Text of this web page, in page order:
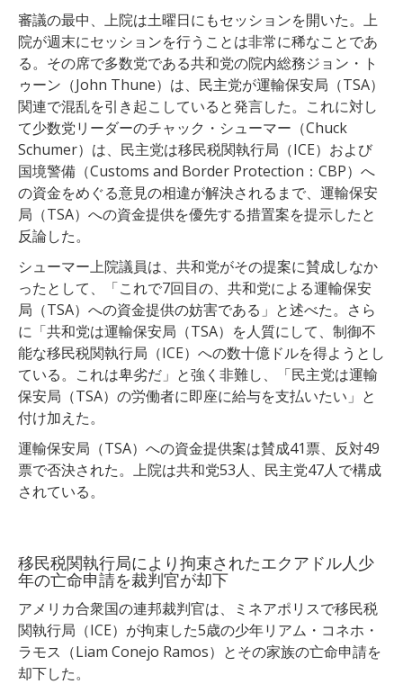
審議の最中、上院は土曜日にもセッションを開いた。上
院が週末にセッションを行うことは非常に稀なことであ
る。その席で多数党である共和党の院内総務ジョン・ト
ゥーン（John Thune）は、民主党が運輸保安局（TSA）
関連で混乱を引き起こしていると発言した。これに対し
て少数党リーダーのチャック・シューマー（Chuck
Schumer）は、民主党は移民税関執行局（ICE）および
国境警備（Customs and Border Protection：CBP）へ
の資金をめぐる意見の相違が解決されるまで、運輸保安
局（TSA）への資金提供を優先する措置案を提示したと
反論した。
シューマー上院議員は、共和党がその提案に賛成しなか
ったとして、「これで7回目の、共和党による運輸保安
局（TSA）への資金提供の妨害である」と述べた。さら
に「共和党は運輸保安局（TSA）を人質にして、制御不
能な移民税関執行局（ICE）への数十億ドルを得ようとし
ている。これは卑劣だ」と強く非難し、「民主党は運輸
保安局（TSA）の労働者に即座に給与を支払いたい」と
付け加えた。
運輸保安局（TSA）への資金提供案は賛成41票、反対49
票で否決された。上院は共和党53人、民主党47人で構成
されている。
移民税関執行局により拘束されたエクアドル人少
年の亡命申請を裁判官が却下
アメリカ合衆国の連邦裁判官は、ミネアポリスで移民税
関執行局（ICE）が拘束した5歳の少年リアム・コネホ・
ラモス（Liam Conejo Ramos）とその家族の亡命申請を
却下した。